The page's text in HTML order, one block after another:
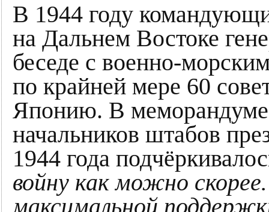
В 1944 году
на Дальнем Востоке
беседе с военно-
по крайней мере 60
Японию. В меморандуме
начальников штабов
1944 года
войну как можно
максимальной